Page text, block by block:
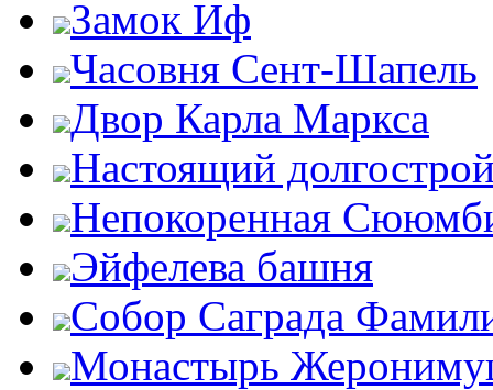
Замок Иф
Часовня Сент-Шапель
Двор Карла Маркса
Настоящий
Непокоренная
Эйфелева башня
Собор Саграда
Монастырь